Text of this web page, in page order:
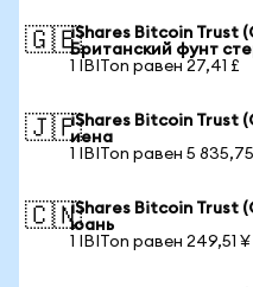
🇬🇧iShares Bitcoin Trust
Британский фунт
1 IBITon равен 27,41 £
🇯🇵iShares Bitcoin Trust
иена
1 IBITon равен 5
🇨🇳iShares Bitcoin Trust
юань
1 IBITon равен 249,51 ¥